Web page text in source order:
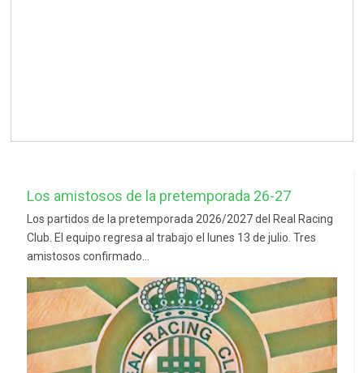
Los amistosos de la pretemporada 26-27
Los partidos de la pretemporada 2026/2027 del Real Racing
Club. El equipo regresa al trabajo el lunes 13 de julio. Tres
amistosos confirmado...